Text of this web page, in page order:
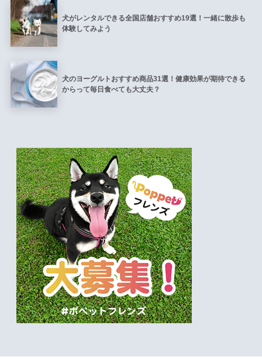
犬がレンタルできる全国店舗おすすめ19選！一緒に散歩も
体験してみよう
犬のヨーグルトおすすめ商品31選！健康効果が期待できる
からって毎日食べても大丈夫？